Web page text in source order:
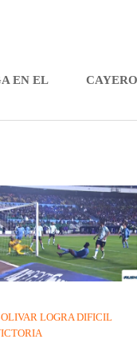
EN EL
LOGRA DIFICIL